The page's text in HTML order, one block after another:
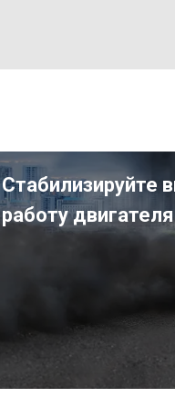
Стабилизируйте
работу